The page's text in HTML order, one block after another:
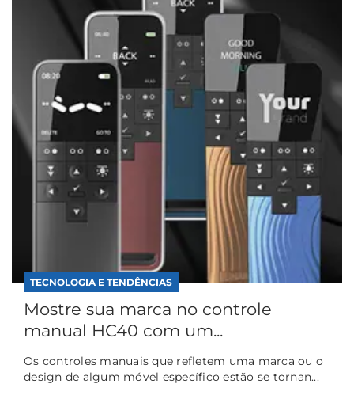
TECNOLOGIA E TENDÊNCIAS
Mostre sua marca no controle
manual HC40 com um...
Os controles manuais que refletem uma marca ou o
design de algum móvel específico estão se tornan...